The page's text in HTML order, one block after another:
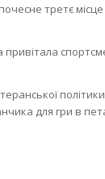
третє
для гри в